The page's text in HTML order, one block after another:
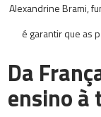
Alexandrine Brami,
é garantir que as
Da
ensino à